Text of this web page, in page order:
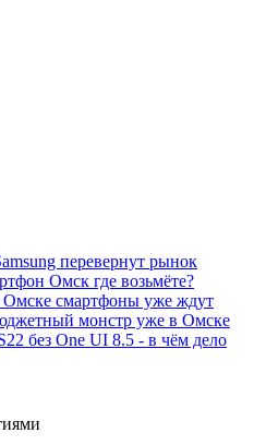
перевернут рынок
Омск где возьмёте?
Омске смартфоны уже ждут
монстр уже в Омске
без One UI 8.5 - в чём дело